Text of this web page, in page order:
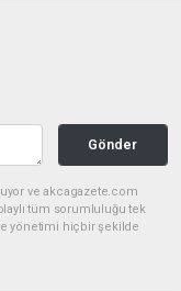
Gönder
ve akcagazete.com
tüm sorumluluğu tek
yönetimi hiçbir şekilde